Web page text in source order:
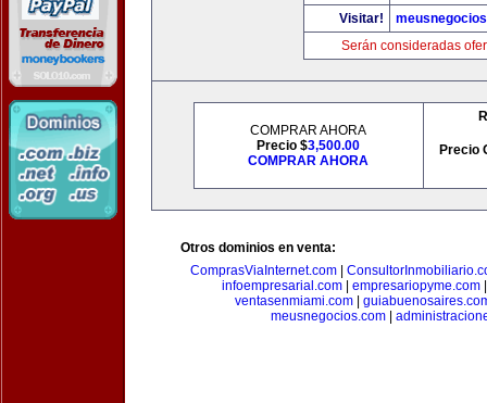
Visitar!
Serán consideradas
COMPRAR AHORA
Precio $3,500.00
COMPRAR AHORA
Precio
Otros dominios en venta:
ComprasViaInternet.com
infoempresarial.com| empresariopyme.com
ventasenmiami.com|
meusnegocios.com|